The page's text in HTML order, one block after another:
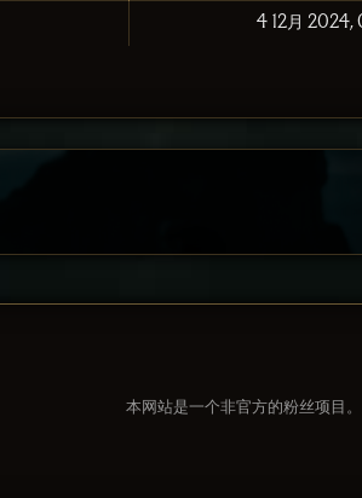
4 12月 2024,
本网站是一个非官方的粉丝项目